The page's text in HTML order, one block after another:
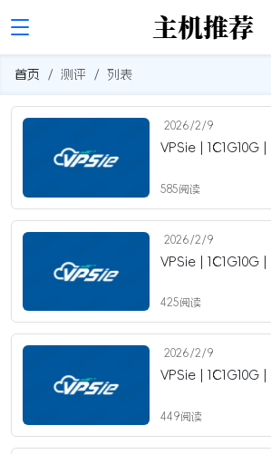
首页 测评 列表
2026/2/9
VPSie | 1C1G10G |
585阅读
2026/2/9
VPSie | 1C1G10G |
425阅读
2026/2/9
VPSie | 1C1G10G
449阅读